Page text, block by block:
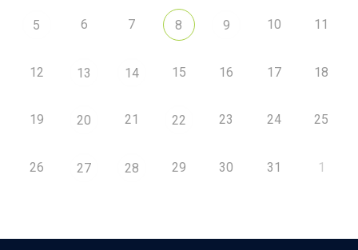
5 6 7 8 9 10 11
12 13 14 15 16 17 18
19 20 21 22 23 24 25
26 27 28 29 30 31 1